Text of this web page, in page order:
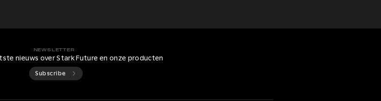
NEWSLETTER
nieuws over Stark Future en onze producten
Subscribe